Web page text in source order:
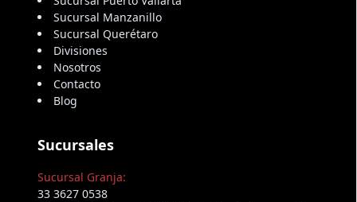
Sucursal Manzanillo
Sucursal Querétaro
Divisiones
Nosotros
Contacto
Blog
Sucursales
Sucursal Granja:
33 3627 0538